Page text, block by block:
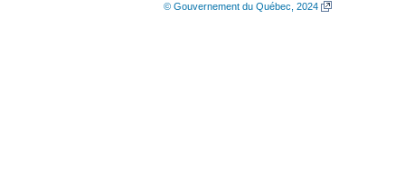
© Gouvernement du Québec, 2024